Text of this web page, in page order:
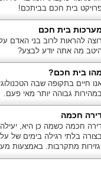
בית חכם בביתכם!
מערכות בית חכם
רוצה להראות לרוב בני האדם על
מה אתה יודע לבצע?
מהו בית חכם?
חיים בתקופה שבה
גבוהה יותר מאי פעם.
חכמה
חכמה כשמה כן היא, יעילה
בלתי רגילה בימים של
מתקרבות. באמצעות
ניתן לשלוט היטב